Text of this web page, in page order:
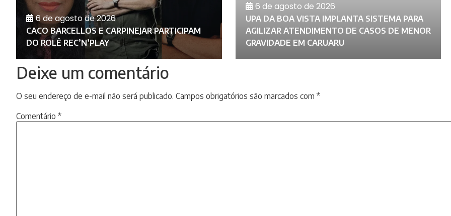
6 de agosto de 2026
CACO BARCELLOS E CARPINEJAR PARTICIPAM
DO ROLÊ REC’N’PLAY
6 de agosto de 2026
UPA DA BOA VISTA IMPLANTA SISTEMA PARA
AGILIZAR ATENDIMENTO DE CASOS DE MENOR
GRAVIDADE EM CARUARU
Deixe um comentário
O seu endereço de e-mail não será publicado. Campos obrigatórios são marcados com *
Comentário *